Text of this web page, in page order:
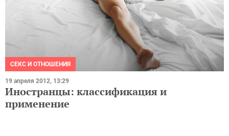
СЕКС И ОТНОШЕНИЯ
19 апреля 2012, 13:29
Иностранцы: классификация и
применение